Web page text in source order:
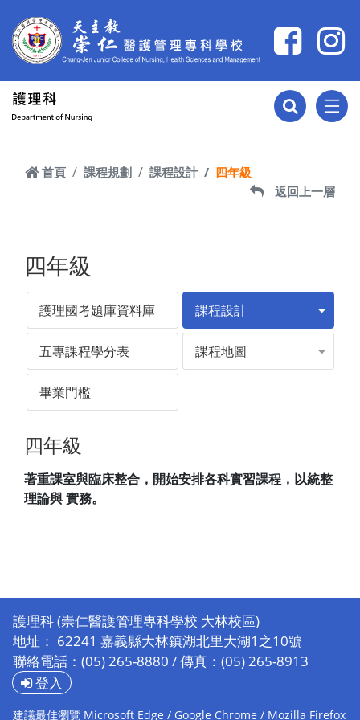
首頁 課程規劃 課程設計
四年級
返回上一層
四年級
護理國考題庫資料庫 課程設計
五專課程學分表 課程地圖
畢業門檻
四年級
著重課室與臨床整合，開始安排各科實習課程，以統整
理論與 實務。
護理科 (崇仁醫護管理專科學校 大林校區)
地址： 62241 嘉義縣大林鎮湖北里大湖1之10號
聯絡電話：(05) 265-8880 / 傳真：(05) 265-8913
登入
建議最佳瀏覽 Microsoft Edge / Google Chrome / Mozilla Firefox